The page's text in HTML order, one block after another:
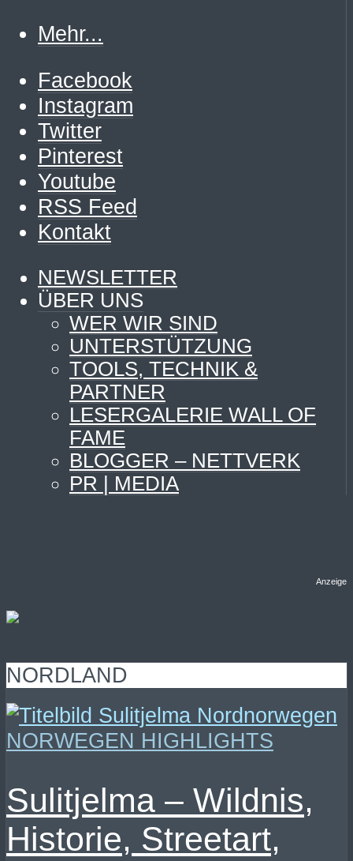
Mehr...
Facebook
Instagram
Twitter
Pinterest
Youtube
RSS Feed
Kontakt
NEWSLETTER
ÜBER UNS
WER WIR SIND
UNTERSTÜTZUNG
TOOLS, TECHNIK &
PARTNER
LESERGALERIE WALL OF
FAME
BLOGGER – NETTVERK
PR | MEDIA
Anzeige
NORDLAND
NORWEGEN HIGHLIGHTS
Sulitjelma – Wildnis,
Historie, Streetart,